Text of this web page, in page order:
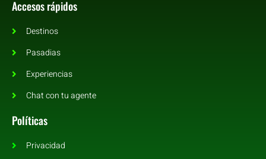
Accesos rápidos
Destinos
Pasadias
Experiencias
Chat con tu agente
Políticas
Privacidad